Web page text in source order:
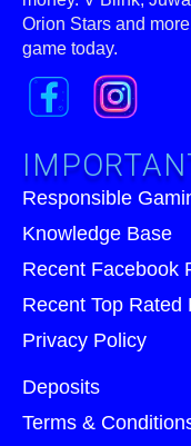
Orion Stars and
game today.
Responsible
Knowledge Base
Recent Facebook
Recent Top Rated
Privacy Policy
Deposits
Terms &